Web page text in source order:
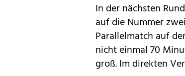
In der nächsten
auf die Nummer
Parallelmatch auf
nicht einmal 70
groß. Im direkten